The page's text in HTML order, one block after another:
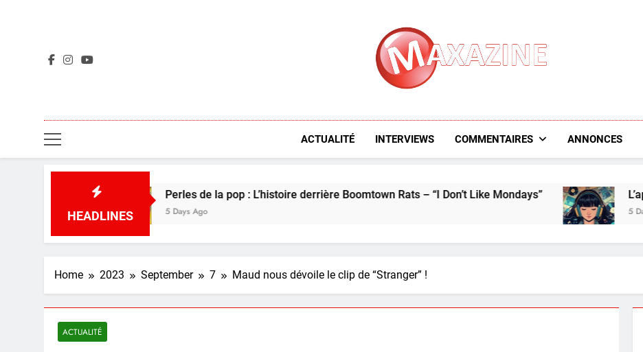
Maxazine.fr
ACTUALITÉ INTERVIEWS COMMENTAIRES ANNONCES
HEADLINES
Perles de la pop : L’histoire derrière Boomtown Rats – “I Don’t Like Mondays”
5 Days Ago
L’aperçu des
5 Days Ago
Home 2023 September 7 Maud nous dévoile le clip de “Stranger” !
ACTUALITÉ